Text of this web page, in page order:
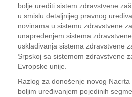
bolje urediti sistem zdravstvene
u smislu detaljnijeg pravnog
novinama u sistemu zdravstvene
unapređenjem sistema
usklađivanja sistema zdravstvene
Srpskoj sa sistemom zdravstvene
Evropske unije.
Razlog za donošenje novog
boljim uređivanjem pojedinih